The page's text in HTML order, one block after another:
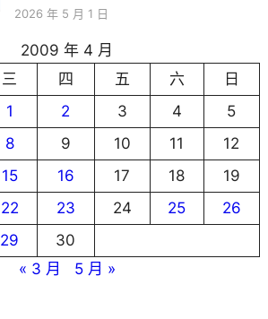
2026 年 5 月 1 日
2009 年 4 月
三 四 五 六
日
1
2 3 4
5
8 9 10 11
12
15 16 17 18
19
22 23 24 25
26
29
30
« 3 月
5 月 »